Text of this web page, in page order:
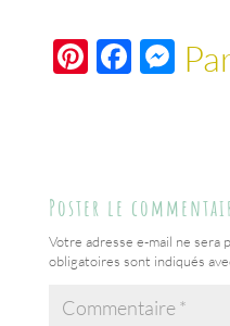
Pi
t
F
o
o
k
M
ge
r
Poster le
Votre adresse e-mail ne sera
obligatoires sont indiqués